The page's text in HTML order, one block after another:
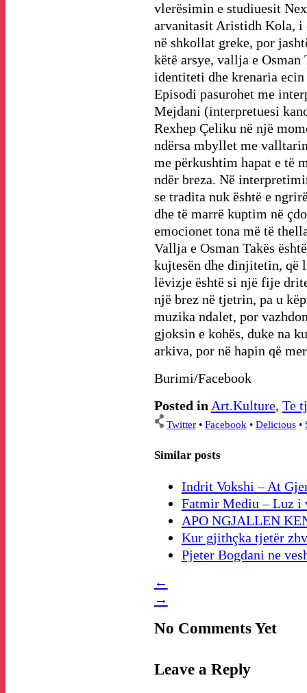
vlerësimin e studiuesit
arvanitasit Aristidh Kola, i
në shkollat greke, por
këtë arsye, vallja e
identiteti dhe krenaria ecin
Episodi pasurohet me
Mejdani (interpretuesi
Rexhep Çeliku në një
ndërsa mbyllet me
me përkushtim hapat e të
ndër breza. Në
se tradita nuk është e
dhe të marrë kuptim në
emocionet tona më të
Vallja e Osman Takës
kujtesën dhe dinjitetin, që
lëvizje është si një fije
një brez në tjetrin, pa u
muzika ndalet, por
gjoksin e kohës, duke na
arkiva, por në hapin që
Burimi/Facebook
Posted in Art.Kulture, Te
Twitter• Facebook • Delicious•
Similar posts
Indrit Vokshi – At
Fatmir Mediu – Luz i
APO NGJALLEN
Kur gjithçka tjetër
Pjeter Bogdani ne
←
→
No Comments Yet
Leave a Reply